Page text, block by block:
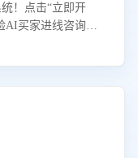
！点击“立即开
AI买家进线咨询真